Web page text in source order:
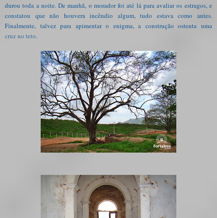
durou toda a noite. De manhã, o moradorfoi até lá para avaliar os estragos, e
constatou que não houvera incêndio algum, tudo estava como antes.
Finalmente, talvez para apimentar o enigma, a construção ostenta uma
cruz no teto.